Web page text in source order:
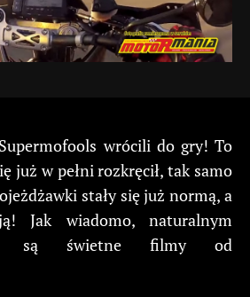
wrócili do gry! To
już w pełni rozkręcił, tak samo
stały się już normą, a
Jak wiadomo, naturalnym
są świetne filmy od